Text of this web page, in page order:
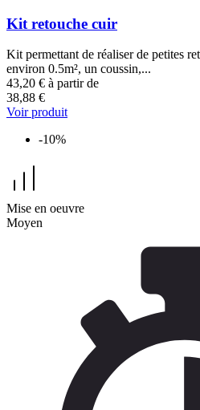
Kit retouche cuir
Kit permettant de réaliser de petites
environ 0.5m², un coussin,...
43,20 € à partir de
38,88 €
Voir produit
-10%
Mise en oeuvre
Moyen